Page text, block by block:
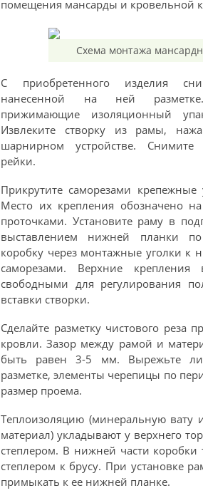
помещения мансарды и кровельной
Схема монтажа
С приобретенного изделия
нанесенной на ней
прижимающие изоляционный
Извлеките створку из рамы,
шарнирном устройстве. Снимите
рейки.
Прикрутите саморезами крепежные
Место их крепления обозначено
проточками. Установите раму в
выставлением нижней планки
коробку через монтажные уголки к
саморезами. Верхние крепления
свободными для регулирования
вставки створки.
Сделайте разметку чистового реза
кровли. Зазор между рамой и
быть равен 3-5 мм. Вырежьте
разметке, элементы черепицы по
размер проема.
Теплоизоляцию (минеральную вату
материал) укладывают у верхнего
степлером. В нижней части коробки
степлером к брусу. При установке
примыкать к ее нижней планке.